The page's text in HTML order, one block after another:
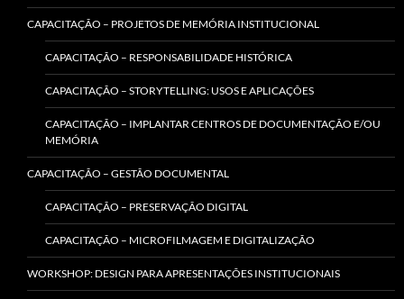
CAPACITAÇÃO – PROJETOS DE MEMÓRIA INSTITUCIONAL
CAPACITAÇÃO – RESPONSABILIDADE HISTÓRICA
CAPACITAÇÃO – STORYTELLING: USOS E APLICAÇÕES
CAPACITAÇÃO – IMPLANTAR CENTROS DE DOCUMENTAÇÃO E/OU
MEMÓRIA
CAPACITAÇÃO – GESTÃO DOCUMENTAL
CAPACITAÇÃO – PRESERVAÇÃO DIGITAL
CAPACITAÇÃO – MICROFILMAGEM E DIGITALIZAÇÃO
WORKSHOP: DESIGN PARA APRESENTAÇÕES INSTITUCIONAIS